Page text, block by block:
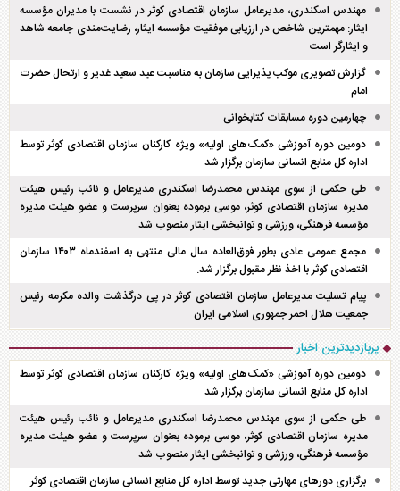
مهندس اسکندری، مدیرعامل سازمان اقتصادی کوثر در نشست با مدیران مؤسسه
ایثار: مهمترین شاخص در ارزیابی موفقیت مؤسسه ایثار، رضایت‌مندی جامعه شاهد
و ایثارگر است
گزارش تصویری موکب پذیرایی سازمان به مناسبت عید سعید غدیر و ارتحال حضرت
امام
چهارمین دوره مسابقات کتابخوانی
دومین دوره آموزشی «کمک‌های اولیه» ویژه کارکنان سازمان اقتصادی کوثر توسط
اداره کل منابع انسانی سازمان برگزار شد
طی حکمی از سوی مهندس محمدرضا اسکندری مدیرعامل و نائب رئیس هیئت
مدیره سازمان اقتصادی کوثر، موسی برموده بعنوان سرپرست و عضو هیئت مدیره
مؤسسه فرهنگی، ورزشی و توانبخشی ایثار منصوب شد
مجمع عمومی عادی بطور فوق‌العاده سال مالی منتهی به اسفند‌ماه ۱۴۰۳ سازمان
اقتصادی کوثر با اخذ نظر مقبول برگزار شد.
پیام تسلیت مدیرعامل سازمان اقتصادی کوثر در پی درگذشت والده مکرمه رئیس
جمعیت هلال احمر جمهوری اسلامی ایران
پربازدیدترین اخبار
دومین دوره آموزشی «کمک‌های اولیه» ویژه کارکنان سازمان اقتصادی کوثر توسط
اداره کل منابع انسانی سازمان برگزار شد
طی حکمی از سوی مهندس محمدرضا اسکندری مدیرعامل و نائب رئیس هیئت
مدیره سازمان اقتصادی کوثر، موسی برموده بعنوان سرپرست و عضو هیئت مدیره
مؤسسه فرهنگی، ورزشی و توانبخشی ایثار منصوب شد
برگزاری دور‌های مهارتی جدید توسط اداره کل منابع انسانی سازمان اقتصادی کوثر